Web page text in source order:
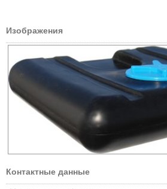
Изображения
Контактные данные